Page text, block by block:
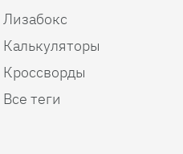
Лизабокс
Калькуляторы
Кроссворды
Все теги